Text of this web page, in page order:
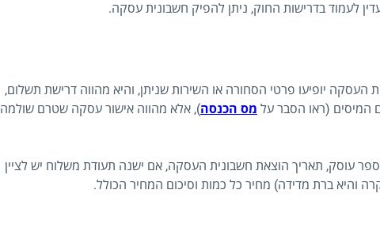
לעמוד בדרישות החוק, ניתן להפיק חשבונית עסקה.
יופיעו פרטי הסחורה או השירות שניתן, והיא מהווה דרישת תשלום,
המיסים (ראו הסבר על מס הכנסה), אלא מהווה אישור עסקה שטרם שולמה
עוסק, תאריך הוצאת חשבונית העסקה, אם ישנה תעודת משלוח יש לציין
והיא ברת מדידה) מחיר כל כמות וסיכום המחיר הכולל.